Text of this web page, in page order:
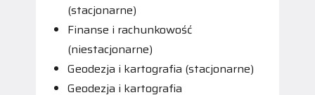
(stacjonarne)
Finanse i rachunkowość
(niestacjonarne)
Geodezja i kartografia (stacjonarne)
Geodezja i kartografia